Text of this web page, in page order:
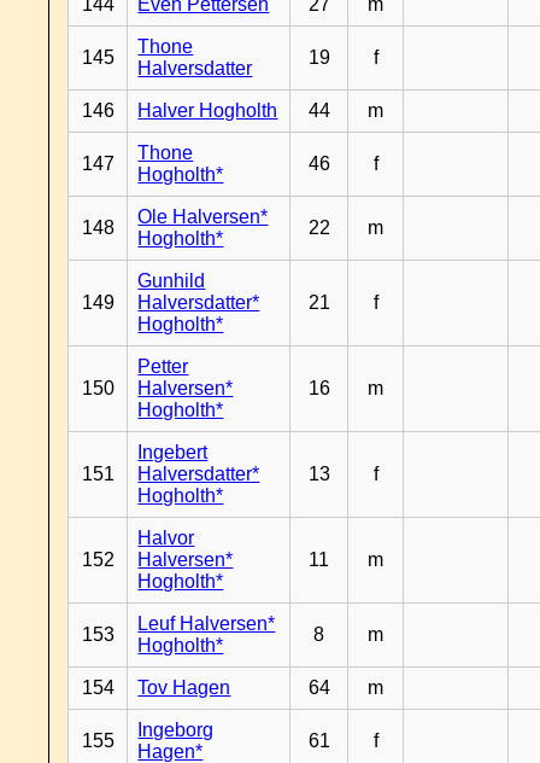
144 Even Pettersen 27 m
145
Thone
Halversdatter
19 f
146 Halver Hogholth 44 m
147
Thone
Hogholth*
46 f
148
Ole Halversen*
Hogholth*
22 m
149
Gunhild
Halversdatter*
Hogholth*
21 f
150
Petter
Halversen*
Hogholth*
16 m
151
Ingebert
Halversdatter*
Hogholth*
13 f
152
Halvor
Halversen*
Hogholth*
11 m
153
Leuf Halversen*
Hogholth*
8 m
154 Tov Hagen 64 m
155
Ingeborg
Hagen*
61 f